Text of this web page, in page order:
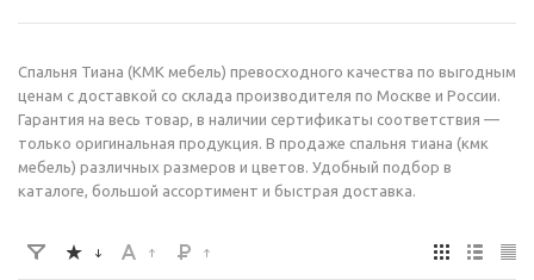
Спальня Тиана (КМК мебель) превосходного качества по выгодным
ценам с доставкой со склада производителя по Москве и России.
Гарантия на весь товар, в наличии сертификаты соответствия —
только оригинальная продукция. В продаже спальня тиана (кмк
мебель) различных размеров и цветов. Удобный подбор в
каталоге, большой ассортимент и быстрая доставка.